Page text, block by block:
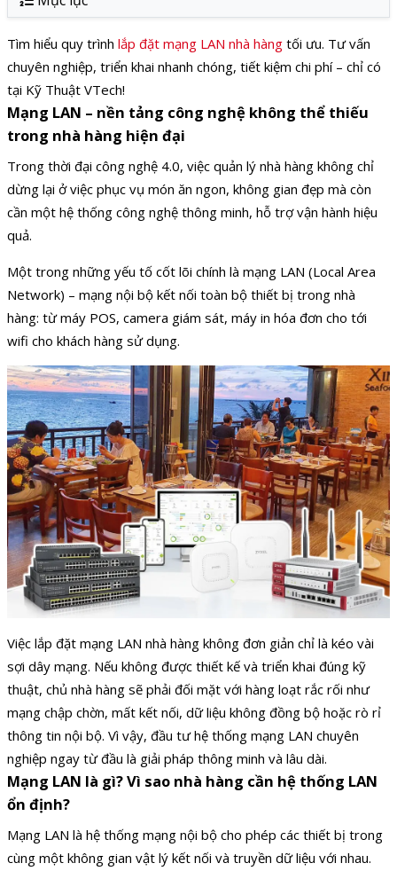
Tìm hiểu quy trình lắp đặt mạng LAN nhà hàng tối ưu. Tư vấn
chuyên nghiệp, triển khai nhanh chóng, tiết kiệm chi phí – chỉ có
tại Kỹ Thuật VTech!
Mạng LAN – nền tảng công nghệ không thể thiếu
trong nhà hàng hiện đại
Trong thời đại công nghệ 4.0, việc quản lý nhà hàng không chỉ
dừng lại ở việc phục vụ món ăn ngon, không gian đẹp mà còn
cần một hệ thống công nghệ thông minh, hỗ trợ vận hành hiệu
quả.
Một trong những yếu tố cốt lõi chính là mạng LAN (Local Area
Network) – mạng nội bộ kết nối toàn bộ thiết bị trong nhà
hàng: từ máy POS, camera giám sát, máy in hóa đơn cho tới
wifi cho khách hàng sử dụng.
Việc lắp đặt mạng LAN nhà hàng không đơn giản chỉ là kéo vài
sợi dây mạng. Nếu không được thiết kế và triển khai đúng kỹ
thuật, chủ nhà hàng sẽ phải đối mặt với hàng loạt rắc rối như
mạng chập chờn, mất kết nối, dữ liệu không đồng bộ hoặc rò rỉ
thông tin nội bộ. Vì vậy, đầu tư hệ thống mạng LAN chuyên
nghiệp ngay từ đầu là giải pháp thông minh và lâu dài.
Mạng LAN là gì? Vì sao nhà hàng cần hệ thống LAN
ổn định?
Mạng LAN là hệ thống mạng nội bộ cho phép các thiết bị trong
cùng một không gian vật lý kết nối và truyền dữ liệu với nhau.